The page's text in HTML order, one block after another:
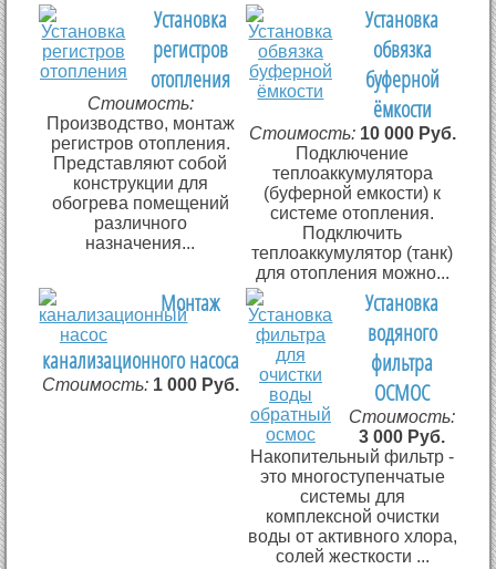
Установка
регистров
отопления
Стоимость:
Производство, монтаж
регистров отопления.
Представляют собой
конструкции для
обогрева помещений
различного
назначения...
Установка
обвязка
буферной
ёмкости
Стоимость: 10 000 Руб.
Подключение
теплоаккумулятора
(буферной емкости) к
системе отопления.
Подключить
теплоаккумулятор (танк)
для отопления можно...
Монтаж
канализационного насоса
Стоимость: 1 000 Руб.
Установка
водяного
фильтра
ОСМОС
Стоимость:
3 000 Руб.
Накопительный фильтр -
это многоступенчатые
системы для
комплексной очистки
воды от активного хлора,
солей жесткости ...